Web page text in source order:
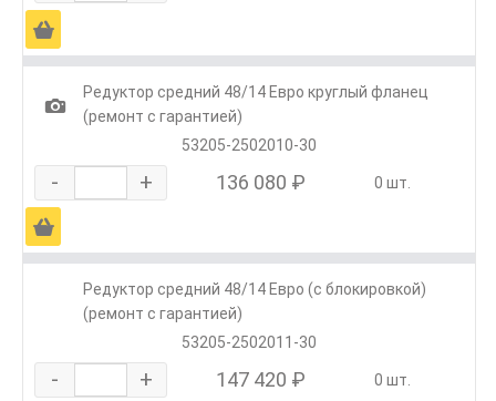
Ä
1
Редуктор средний 48/14 Евро круглый фланец
(ремонт с гарантией)
53205-2502010-30
- + 136 080 ₽ 0 шт.
Ä
Редуктор средний 48/14 Евро (с блокировкой)
(ремонт с гарантией)
53205-2502011-30
- + 147 420 ₽ 0 шт.